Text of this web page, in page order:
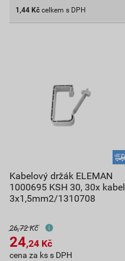
1,44 Kč celkem s DPH
Kabelový držák ELEMAN
1000695 KSH 30, 30x kabel
3x1,5mm2/1310708
26,72 Kč
24,24 Kč
cena za ks s DPH